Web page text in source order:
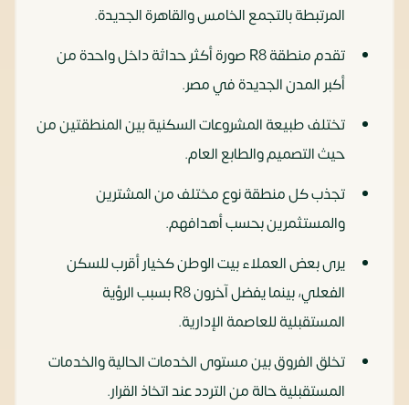
المرتبطة بالتجمع الخامس والقاهرة الجديدة.
تقدم منطقة R8 صورة أكثر حداثة داخل واحدة من
أكبر المدن الجديدة في مصر.
تختلف طبيعة المشروعات السكنية بين المنطقتين من
حيث التصميم والطابع العام.
تجذب كل منطقة نوع مختلف من المشترين
والمستثمرين بحسب أهدافهم.
يرى بعض العملاء بيت الوطن كخيار أقرب للسكن
الفعلي، بينما يفضل آخرون R8 بسبب الرؤية
المستقبلية للعاصمة الإدارية.
تخلق الفروق بين مستوى الخدمات الحالية والخدمات
المستقبلية حالة من التردد عند اتخاذ القرار.